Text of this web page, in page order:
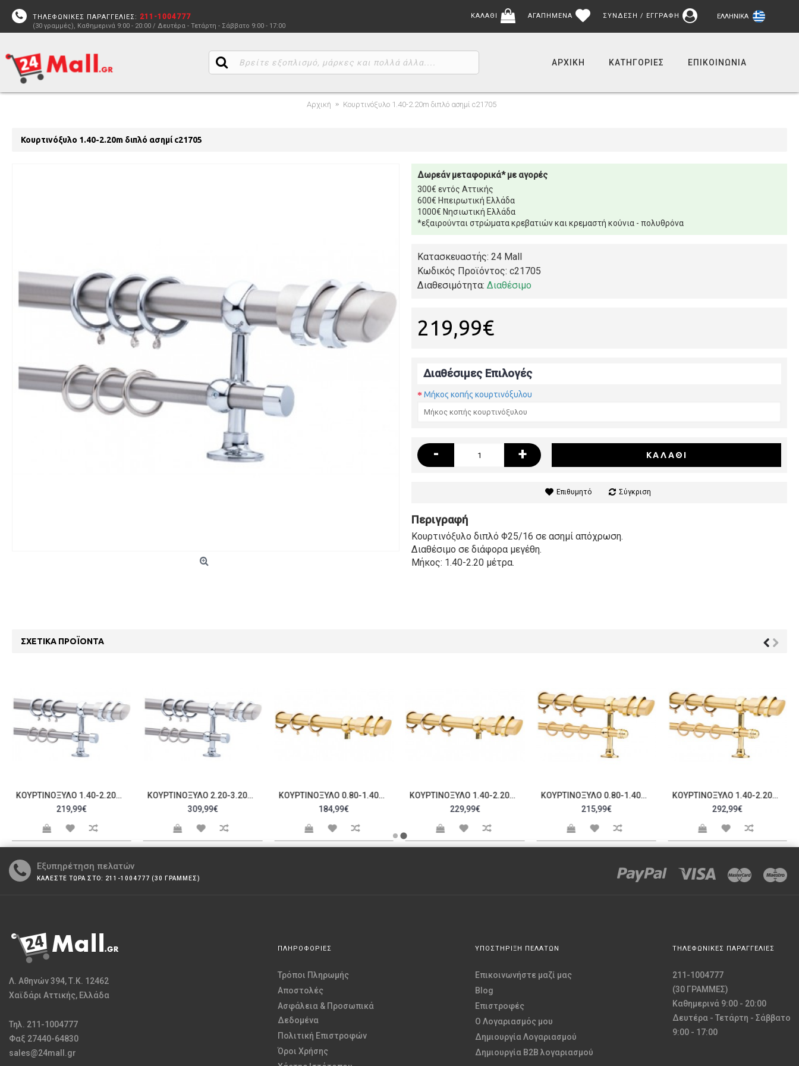
ΤΗΛΕΦΩΝΙΚΕΣ ΠΑΡΑΓΓΕΛΙΕΣ: 211-1004777
(30 γραμμές), Καθημερινά 9:00 - 20:00 / Δευτέρα - Τετάρτη - Σάββατο 9:00 - 17:00
ΕΛΛΗΝΙΚΆ
ΚΑΛΑΘΙ ΑΓΑΠΗΜΕΝΑ ΣΥΝΔΕΣΗ / ΕΓΓΡΑΦΗ
ΑΡΧΙΚΉ ΚΑΤΗΓΟΡΙΕΣ ΕΠΙΚΟΙΝΩΝΊΑ
Αρχική Κουρτινόξυλο 1.40-2.20m διπλό ασημί c21705
Κουρτινόξυλο 1.40-2.20m διπλό ασημί c21705
Δωρεάν μεταφορικά* με αγορές
300€ εντός Αττικής
600€ Ηπειρωτική Ελλάδα
1000€ Νησιωτική Ελλάδα
*εξαιρούνται στρώματα κρεβατιών και κρεμαστή κούνια - πολυθρόνα
Κατασκευαστής: 24 Mall
Κωδικός Προϊόντος: c21705
Διαθεσιμότητα: Διαθέσιμο
219,99€
Διαθέσιμες Επιλογές
Μήκος κοπής κουρτινόξυλου
- + ΚΑΛΆΘΙ
Επιθυμητό Σύγκριση
Περιγραφή
Κουρτινόξυλο διπλό Φ25/16 σε ασημί απόχρωση.
Διαθέσιμο σε διάφορα μεγέθη.
Μήκος: 1.40-2.20 μέτρα.
ΣΧΕΤΙΚΆ ΠΡΟΪΌΝΤΑ
ΚΟΥΡΤΙΝΌΞΥΛΟ 1.40-2.20M ΔΙΠΛΌ ΑΣΗΜΊ C21705
219,99€
ΚΟΥΡΤΙΝΌΞΥΛΟ 2.20-3.20M ΔΙΠΛΌ ΑΣΗΜΊ C21706
309,99€
ΚΟΥΡΤΙΝΌΞΥΛΟ 0.80-1.40M ΜΟΝΌ ΧΡΥΣΌ C21707
184,99€
ΚΟΥΡΤΙΝΌΞΥΛΟ 1.40-2.20M ΜΟΝΌ ΧΡΥΣΌ C21708
229,99€
ΚΟΥΡΤΙΝΌΞΥΛΟ 0.80-1.40M ΔΙΠΛΌ ΧΡΥΣΌ C21710
215,99€
ΚΟΥΡΤΙΝΌΞΥΛΟ 1.40-2.20M ΔΙΠΛΌ ΧΡΥΣΌ C21711
292,99€
Εξυπηρέτηση πελατών
ΚΑΛΕΣΤΕ ΤΩΡΑ ΣΤΟ: 211-1004777 (30 ΓΡΑΜΜΕΣ)
Λ. Αθηνών 394, Τ.Κ. 12462
Χαϊδάρι Αττικής, Ελλάδα
Τηλ. 211-1004777
Φαξ 27440-64830
sales@24mall.gr
ΠΛΗΡΟΦΟΡΙΕΣ
Τρόποι Πληρωμής
Αποστολές
Ασφάλεια & Προσωπικά
Δεδομένα
Πολιτική Επιστροφών
Όροι Χρήσης
ΥΠΟΣΤΗΡΙΞΗ ΠΕΛΑΤΩΝ
Επικοινωνήστε μαζί μας
Blog
Επιστροφές
O Λογαριασμός μου
Δημιουργία Λογαριασμού
Δημιουργία B2B λογαριασμού
ΤΗΛΕΦΩΝΙΚΕΣ ΠΑΡΑΓΓΕΛΙΕΣ
211-1004777
(30 ΓΡΑΜΜΕΣ)
Καθημερινά 9:00 - 20:00
Δευτέρα - Τετάρτη - Σάββατο
9:00 - 17:00